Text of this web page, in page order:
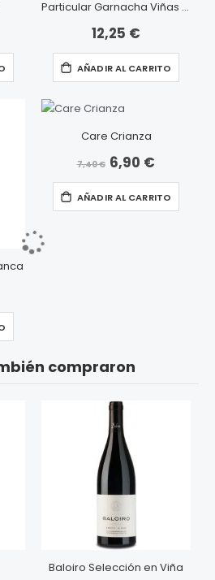
Particular Garnacha Viñas Centenarias
12,25 €
AÑADIR AL CARRITO
Care Crianza
7,40 € Precio
especial
6,90 €
AÑADIR AL CARRITO
compraron
Baloiro Selección en Viña